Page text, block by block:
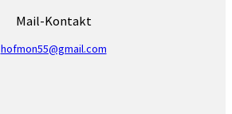
Mail-Kontakt
hofmon55@gmail.com